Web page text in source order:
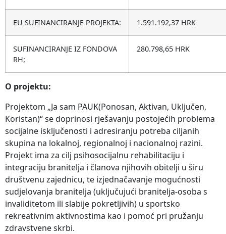
EU SUFINANCIRANJE PROJEKTA: 1.591.192,37 HRK
SUFINANCIRANJE IZ FONDOVA
RH:
280.798,65 HRK
O projektu:
Projektom „Ja sam PAUK(Ponosan, Aktivan, Uključen,
Koristan)“ se doprinosi rješavanju postojećih problema
socijalne isključenosti i adresiranju potreba ciljanih
skupina na lokalnoj, regionalnoj i nacionalnoj razini.
Projekt ima za cilj psihosocijalnu rehabilitaciju i
integraciju branitelja i članova njihovih obitelji u širu
društvenu zajednicu, te izjednačavanje mogućnosti
sudjelovanja branitelja (uključujući branitelja-osoba s
invaliditetom ili slabije pokretljivih) u sportsko
rekreativnim aktivnostima kao i pomoć pri pružanju
zdravstvene skrbi.